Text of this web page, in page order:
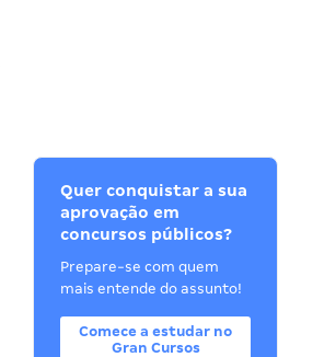
Quer conquistar a sua
aprovação em
concursos públicos?
Prepare-se com quem
mais entende do assunto!
Comece a estudar no
Gran Cursos